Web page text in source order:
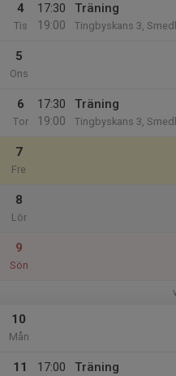
4
Tis
17:30
19:00
Träning
Tingbyskans 3,
5
Ons
6
Tor
17:30
19:00
Träning
Tingbyskans 3,
7
Fre
8
Lör
9
Sön
10
Mån
11
17:00
Träning